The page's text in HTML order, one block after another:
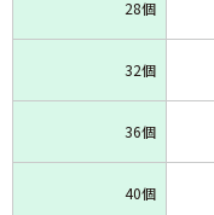
28個
32個
36個
40個